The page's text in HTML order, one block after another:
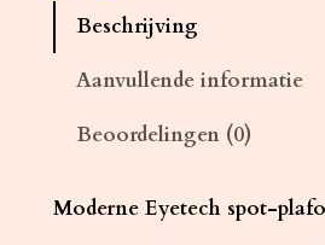
Y
Beschrijving
Aanvullende informatie
Beoordelingen (0)
Moderne Eyetech spot-